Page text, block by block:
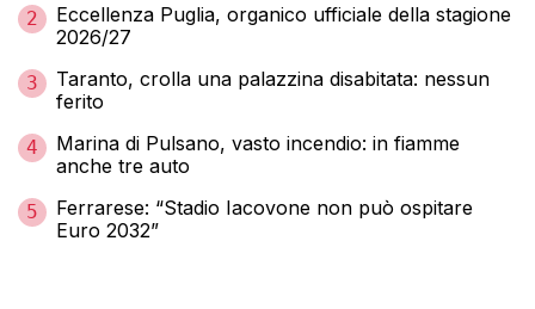
2
Eccellenza Puglia, organico ufficiale della stagione
2026/27
3
Taranto, crolla una palazzina disabitata: nessun
ferito
4
Marina di Pulsano, vasto incendio: in fiamme
anche tre auto
5
Ferrarese: “Stadio Iacovone non può ospitare
Euro 2032”